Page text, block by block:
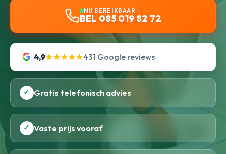
NU BEREIKBAAR
BEL 085 019 82 72
4,9★★★★★431 Google reviews
✓ Gratis telefonisch advies
✓ Vaste prijs vooraf